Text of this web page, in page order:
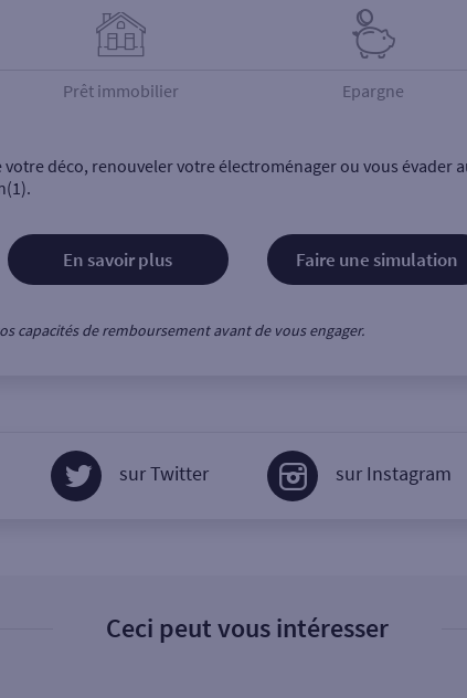
déco, renouveler votre électroménager ou vous évader
En savoir plus Faire une simulation
capacités de remboursement avant de vous engager.
Prêt immobilier Epargne
sur Twitter sur Instagram
Ceci peut vous intéresser